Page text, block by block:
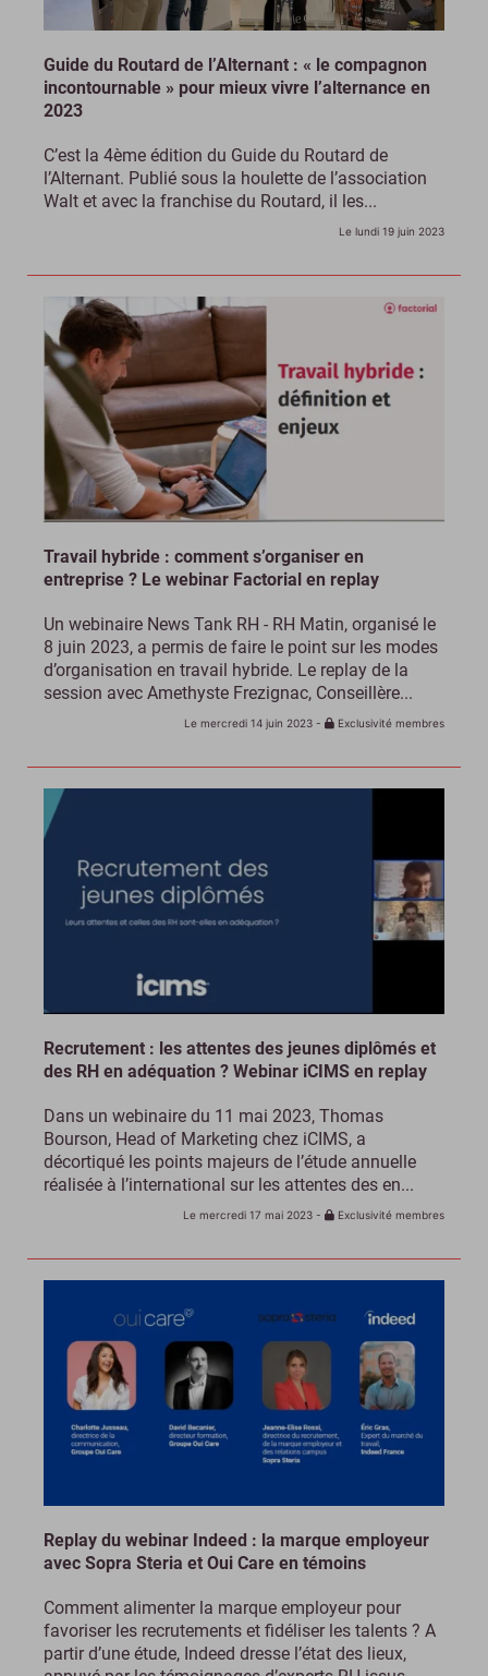
Guide du Routard de l’Alternant : « le compagnon
incontournable » pour mieux vivre l’alternance en
2023
C’est la 4ème édition du Guide du Routard de
l’Alternant. Publié sous la houlette de l’association
Walt et avec la franchise du Routard, il les...
Le lundi 19 juin 2023
Travail hybride : comment s’organiser en
entreprise ? Le webinar Factorial en replay
Un webinaire News Tank RH - RH Matin, organisé le
8 juin 2023, a permis de faire le point sur les modes
d’organisation en travail hybride. Le replay de la
session avec Amethyste Frezignac, Conseillère...
Le mercredi 14 juin 2023 - Exclusivité membres
Recrutement : les attentes des jeunes diplômés et
des RH en adéquation ? Webinar iCIMS en replay
Dans un webinaire du 11 mai 2023, Thomas
Bourson, Head of Marketing chez iCIMS, a
décortiqué les points majeurs de l’étude annuelle
réalisée à l’international sur les attentes des en...
Le mercredi 17 mai 2023 - Exclusivité membres
Replay du webinar Indeed : la marque employeur
avec Sopra Steria et Oui Care en témoins
Comment alimenter la marque employeur pour
favoriser les recrutements et fidéliser les talents ? A
partir d’une étude, Indeed dresse l’état des lieux,